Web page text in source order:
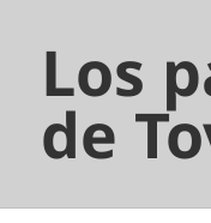
Los
de